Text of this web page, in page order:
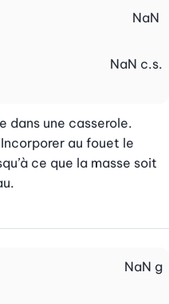
NaN
NaN c.s.
dans une casserole.
au fouet le
ce que la masse soit
NaN g